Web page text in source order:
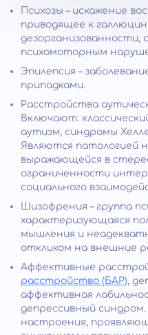
Психозы – искажение
приводящее к
психомоторным
Эпилепсия –
припадками.
Расстройства
Включают:
аутизм, синдромы
Являются патологией
выражающейся в
ограниченности
социального
Шизофрения – группа
характеризующаяся
мышления и
откликом на внешние
Аффективные
расстройство (БАР),
аффективная
депрессивный
настроения,